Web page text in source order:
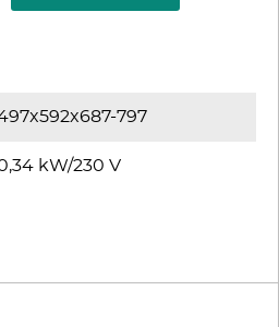
797
kW/230 V